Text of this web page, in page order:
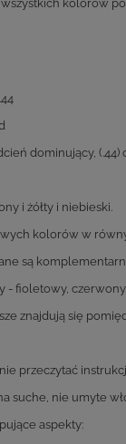
kolorów
dominujący,
i żółty i niebieski.
kolorów w
są
- fioletowy,
znajdują się
przeczytać
suche, nie umyte
aspekty: